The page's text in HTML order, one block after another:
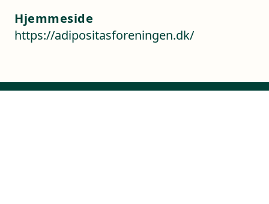
Hjemmeside
https://adipositasforeningen.dk/